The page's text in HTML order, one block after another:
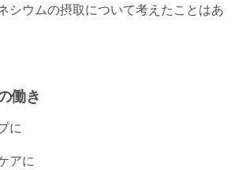
シウムの摂取について考えたことはあ
働き
に
アに